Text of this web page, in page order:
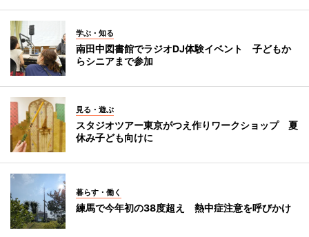
学ぶ・知る
南田中図書館でラジオDJ体験イベント 子どもか
らシニアまで参加
見る・遊ぶ
スタジオツアー東京がつえ作りワークショップ 夏
休み子ども向けに
暮らす・働く
練馬で今年初の38度超え 熱中症注意を呼びかけ